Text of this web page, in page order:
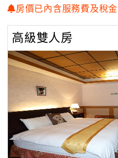
顧
務
意
房價已內含服務費及稅金
高級雙人房